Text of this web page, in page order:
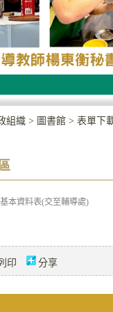
組織 > 圖書館 > 表單下
本資料表(交至輔導處)
印 分享